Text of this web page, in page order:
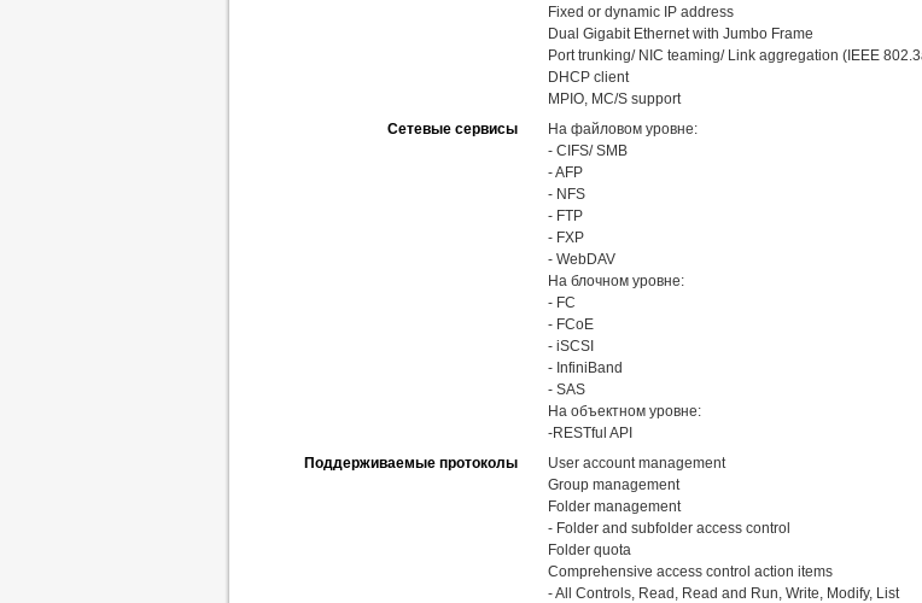
Fixed or dynamic IP address
Dual Gigabit Ethernet with Jumbo Frame
Port trunking/ NIC teaming/ Link aggregation (IEEE
DHCP client
MPIO, MC/S support
Сетевые сервисы
На файловом уровне:
- CIFS/ SMB
- AFP
- NFS
- FTP
- FXP
- WebDAV
На блочном уровне:
- FC
- FCoE
- iSCSI
- InfiniBand
- SAS
На объектном уровне:
-RESTful API
Поддерживаемые протоколы
User account management
Group management
Folder management
- Folder and subfolder access control
Folder quota
Comprehensive access control action items
- All Controls, Read, Read and Run, Write, Modify, List